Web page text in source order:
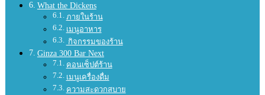
What the Dickens
ภายในร้าน
เมนูอาหาร
กิจกรรมของร้าน
Ginza 300 Bar Next
คอนเซ็ปต์ร้าน
เมนูเครื่องดื่ม
ความสะดวกสบาย